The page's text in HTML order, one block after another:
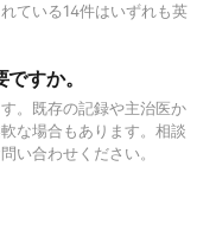
ている14件はいずれも英
すか。
。既存の記録や主治医か
な場合もあります。相談
い合わせください。